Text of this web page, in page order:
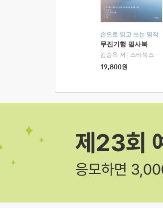
손으로 읽고 쓰는 명작
무진기행 필사북
김승옥 저
스타북스
19,800원